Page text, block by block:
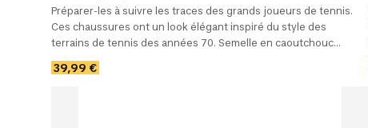
Préparer-les à suivre les traces des grands joueurs de tennis.
Ces chaussures ont un look élégant inspiré du style des
terrains de tennis des années 70. Semelle en caoutchouc
flexible et adhérente.
39,99 €